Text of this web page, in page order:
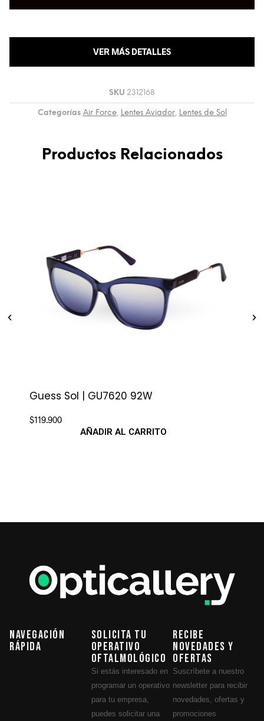
VER MÁS DETALLES
SKU 2312168
Categorías Air Force, Lentes Aviador, Lentes de Sol
Productos Relacionados
Guess Sol | GU7620 92W
$119.900
AÑADIR AL CARRITO
Navegación
Rápida
Solicita tu
operativo
oftalmológico
Si estás interesado en
programar un operativo
para tu empresa,
puedes solicitar una
Recibe
novedades y
ofertas
Suscríbete a nuestro
newsletter para recibir
novedades, ofertas y
promociones